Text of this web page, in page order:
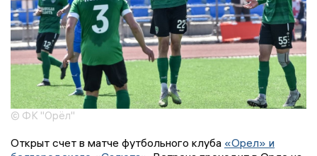
© ФК "Орёл"
Открыт счет в матче футбольного клуба «Орел» и